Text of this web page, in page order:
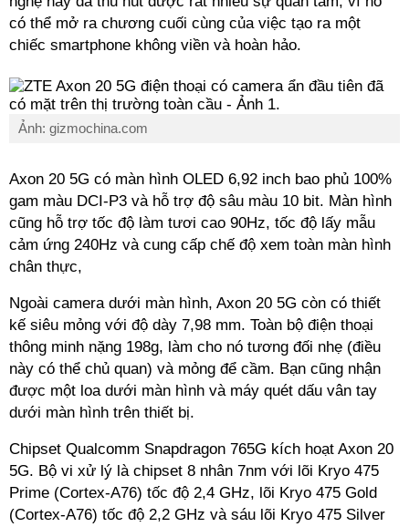
có thể mở ra chương cuối cùng của việc tạo ra một
chiếc smartphone không viền và hoàn hảo.
Ảnh: gizmochina.com
Axon 20 5G có màn hình OLED 6,92 inch bao phủ 100%
gam màu DCI-P3 và hỗ trợ độ sâu màu 10 bit. Màn hình
cũng hỗ trợ tốc độ làm tươi cao 90Hz, tốc độ lấy mẫu
cảm ứng 240Hz và cung cấp chế độ xem toàn màn hình
chân thực,
Ngoài camera dưới màn hình, Axon 20 5G còn có thiết
kế siêu mỏng với độ dày 7,98 mm. Toàn bộ điện thoại
thông minh nặng 198g, làm cho nó tương đối nhẹ (điều
này có thể chủ quan) và mỏng để cầm. Bạn cũng nhận
được một loa dưới màn hình và máy quét dấu vân tay
dưới màn hình trên thiết bị.
Chipset Qualcomm Snapdragon 765G kích hoạt Axon 20
5G. Bộ vi xử lý là chipset 8 nhân 7nm với lõi Kryo 475
Prime (Cortex-A76) tốc độ 2,4 GHz, lõi Kryo 475 Gold
(Cortex-A76) tốc độ 2,2 GHz và sáu lõi Kryo 475 Silver